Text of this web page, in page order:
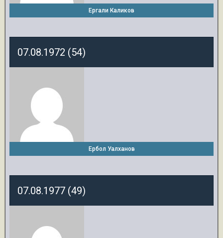
Ергали Каликов
07.08.1972 (54)
Ербол Уалханов
07.08.1977 (49)